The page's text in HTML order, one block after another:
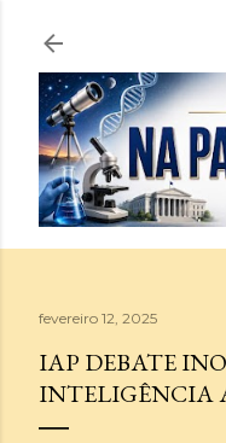
Pular
fevereiro 12, 2025
IAP DEBATE
INTELIGÊNCIA